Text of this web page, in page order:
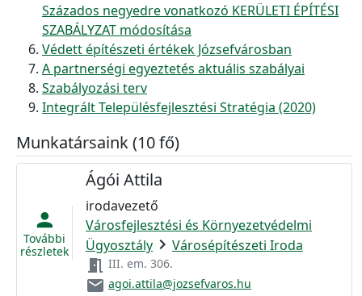
Százados negyedre vonatkozó KERÜLETI ÉPÍTÉSI
SZABÁLYZAT módosítása
Védett építészeti értékek Józsefvárosban
A partnerségi egyeztetés aktuális szabályai
Szabályozási terv
Integrált Településfejlesztési Stratégia (2020)
Munkatársaink (10 fő)
person
További
részletek
Ágói Attila
irodavezető
Városfejlesztési és Környezetvédelmi
Ügyosztály chevron_right Városépítészeti Iroda
meeting_room III. em. 306.
email agoi.attila@jozsefvaros.hu